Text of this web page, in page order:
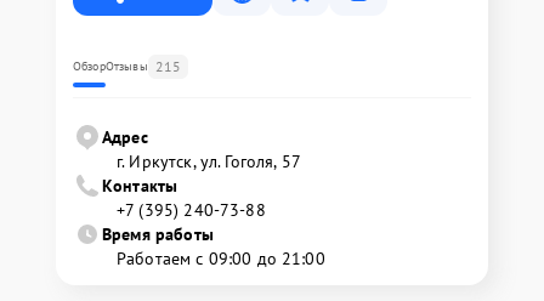
ОбзорОтзывы 215
Адрес
г. Иркутск, ул. ​Гоголя, 57
Контакты
+7 (395) 240-73-88
Время работы
Работаем с 09:00 до 21:00